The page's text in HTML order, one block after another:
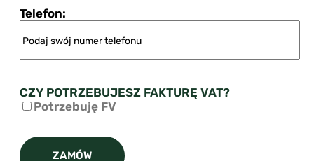
Telefon:
CZY POTRZEBUJESZ FAKTURĘ VAT?
Potrzebuję FV